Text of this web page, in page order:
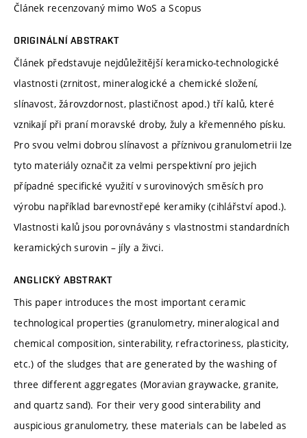
Článek recenzovaný mimo WoS a Scopus
ORIGINÁLNÍ ABSTRAKT
Článek představuje nejdůležitější keramicko-technologické
vlastnosti (zrnitost, mineralogické a chemické složení,
slínavost, žárovzdornost, plastičnost apod.) tří kalů, které
vznikají při praní moravské droby, žuly a křemenného písku.
Pro svou velmi dobrou slínavost a příznivou granulometrii lze
tyto materiály označit za velmi perspektivní pro jejich
případné specifické využití v surovinových směsích pro
výrobu například barevnostřepé keramiky (cihlářství apod.).
Vlastnosti kalů jsou porovnávány s vlastnostmi standardních
keramických surovin – jíly a živci.
ANGLICKÝ ABSTRAKT
This paper introduces the most important ceramic
technological properties (granulometry, mineralogical and
chemical composition, sinterability, refractoriness, plasticity,
etc.) of the sludges that are generated by the washing of
three different aggregates (Moravian graywacke, granite,
and quartz sand). For their very good sinterability and
auspicious granulometry, these materials can be labeled as